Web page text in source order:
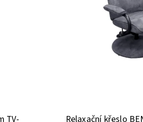
TV-
Relaxační křeslo